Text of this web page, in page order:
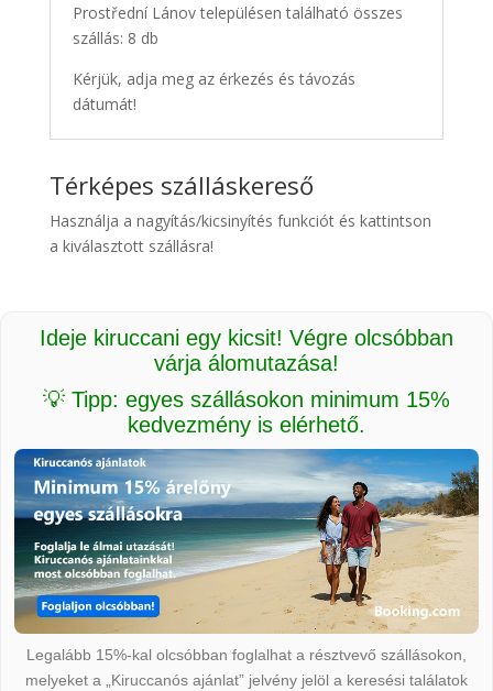
Prostřední Lánov településen található összes
szállás: 8 db
Kérjük, adja meg az érkezés és távozás
dátumát!
Térképes szálláskereső
Használja a nagyítás/kicsinyítés funkciót és kattintson
a kiválasztott szállásra!
Ideje kiruccani egy kicsit! Végre olcsóbban
várja álomutazása!
💡 Tipp: egyes szállásokon minimum 15%
kedvezmény is elérhető.
Legalább 15%-kal olcsóbban foglalhat a résztvevő szállásokon,
melyeket a „Kiruccanós ajánlat” jelvény jelöl a keresési találatok